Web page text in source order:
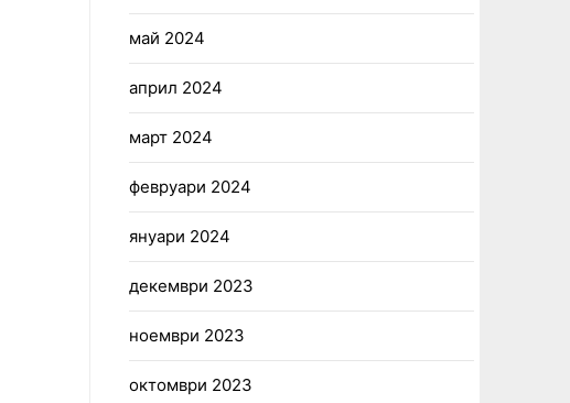
май 2024
април 2024
март 2024
февруари 2024
януари 2024
декември 2023
ноември 2023
октомври 2023